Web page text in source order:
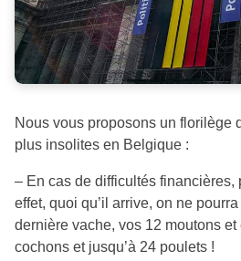
Nous vous proposons un florilège
plus insolites en Belgique :
– En cas de difficultés financières,
effet, quoi qu’il arrive, on ne
dernière vache, vos 12 moutons
cochons et jusqu’à 24 poulets !